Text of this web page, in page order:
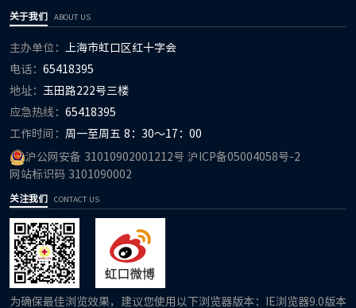
关于我们 ABOUT US
主办单位：
上海市虹口区红十字会
电话： 65418395
地址： 玉田路222号三楼
应急热线： 65418395
工作时间： 周一至周五 8：30～17：00
沪公网安备 31010902001212号 沪ICP备05004058号-2
网站标识码 3101090002
关注我们 CONTACT US
为确保最佳浏览效果，建议您使用以下浏览器版本：IE浏览器9.0版本